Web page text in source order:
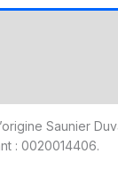
Saunier
: 0020014406.